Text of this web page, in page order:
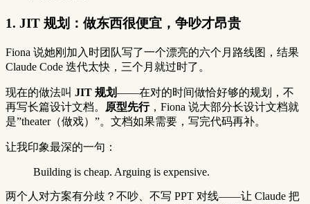
1. JIT 规划：做东西很便宜，争吵才昂贵
Fiona 说她刚加入时团队写了一个漂亮的六个月路线图，结果
Claude Code 迭代太快，三个月就过时了。
现在的做法叫 JIT 规划——在对的时间做恰好够的规划，不
再写长篇设计文档。
原型先行，Fiona 说大部分长设计文档就
是”theater（做戏）”。文档如果需要，写完代码再补。
让我印象最深的一句：
Building is cheap. Arguing is expensive.
两个人对方案有分歧？不吵、不写 PPT 对线——让 Claude 把